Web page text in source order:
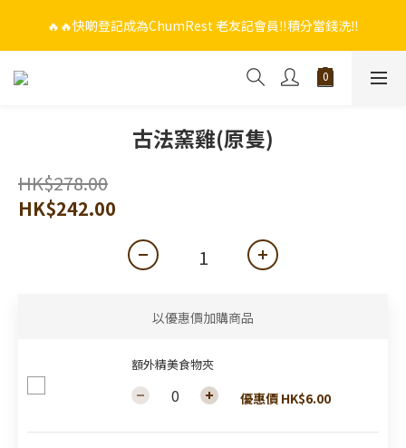
🔥🔥快啲登記成為ChumRest 老友記會員‼️積分當錢洗‼️
🔥🔥快啲登記成為ChumRest 老友記會員‼️積分當錢洗‼️
🎁🤩🤩超值優惠：網上下單選用~(銀行轉帳／FPS)為付款方式，滿
$988 即可免費獲贈手工紫蘇雞皮蝦（6串）價值$288‼️
🔥🔥快啲登記成為ChumRest 老友記會員‼️積分當錢洗‼️
古法窯雞(原隻)
HK$278.00
HK$242.00
以優惠價加購商品
額外精美食物夾
優惠價 HK$6.00